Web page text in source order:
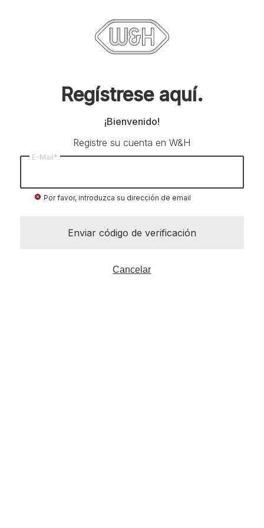
Regístrese aquí.
¡Bienvenido!
Registre su cuenta en W&H
E-Mail*
cancel Por favor, introduzca su dirección de email
Enviar código de verificación
Cancelar